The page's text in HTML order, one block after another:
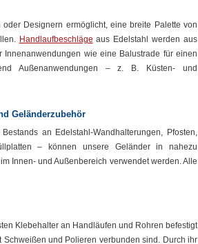
Designern ermöglicht, eine breite Palette von
Handlaufbeschläge aus Edelstahl werden aus
wie eine Balustrade für einen
Außenanwendungen – z. B. Küsten- und
Geländerzubehör
an Edelstahl-Wandhalterungen, Pfosten,
– können unsere Geländer in nahezu
Innen- und Außenbereich verwendet werden. Alle
Klebehalter an Handläufen und Rohren befestigt
und Polieren verbunden sind. Durch ihr